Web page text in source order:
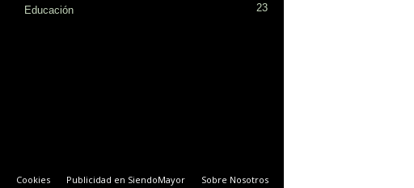
Educación 23
Cookies Publicidad en SiendoMayor Sobre Nosotros